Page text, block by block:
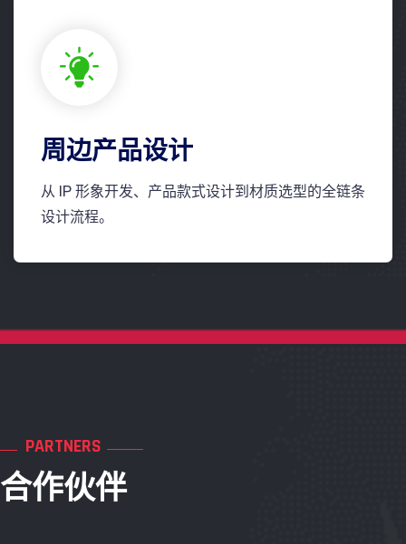
周边产品设计
从 IP 形象开发、产品款式设计到材质选型的全链条
设计流程。
PARTNERS
合作伙伴